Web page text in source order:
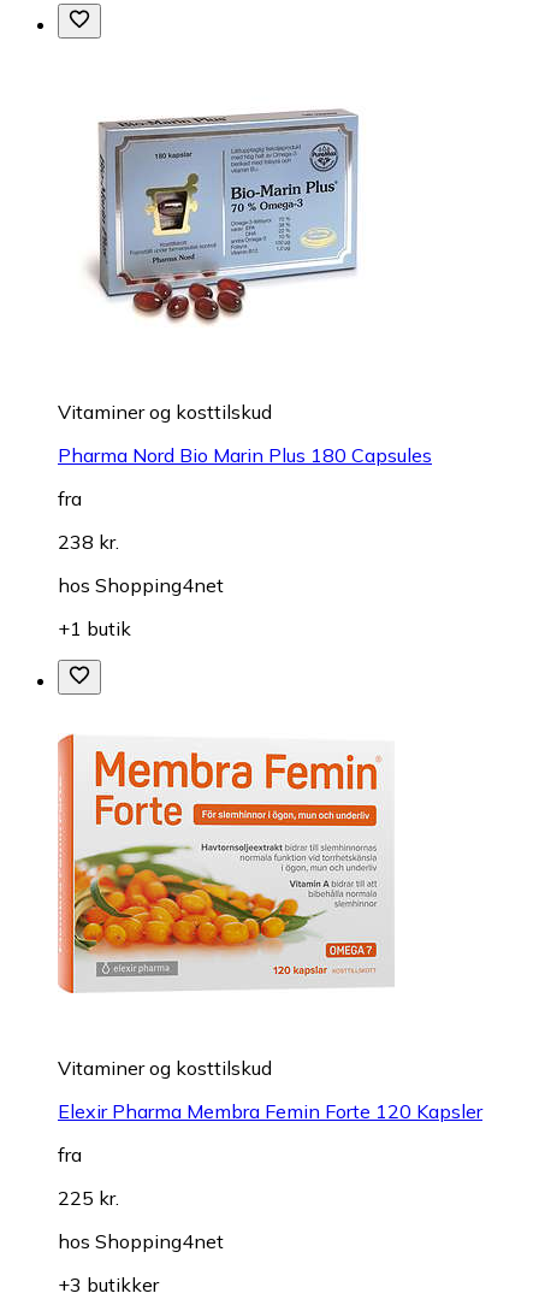
Vitaminer og kosttilskud
Pharma Nord Bio Marin Plus 180 Capsules
fra
238 kr.
hos Shopping4net
+1 butik
Vitaminer og kosttilskud
Elexir Pharma Membra Femin Forte 120 Kapsler
fra
225 kr.
hos Shopping4net
+3 butikker